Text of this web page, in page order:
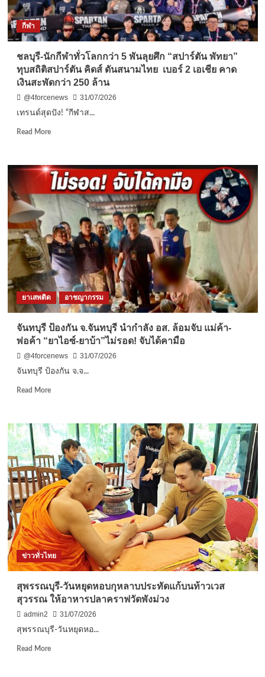
ครั้ง
เสพ
ยา
วัด
ตรวจ
ปัสสาวะ
พบ
ผล
บวก
สึก
กีฬา
ชลบุรี-นักกีฬาทั่วโลกกว่า 5 พันลุยศึก “สปาร์ตัน พัทยา”
ทุบสถิติสปาร์ตัน คิดส์ ดันสนามไทย เบอร์ 2 เอเชีย คาด
เงินสะพัดกว่า 250 ล้าน
@4forcenews
31/07/2026
เทรนด์สุดปัง! “กีฬาส...
Read MoreRead
ชลบุรี-
นักกีฬา
ทั่ว
โลก
กว่า
พัน
ลุย
ศึก
“ส
ปาร์
ตัน
พัทยา”
สถิติ
ส
ปาร์
ตัน
ดัน
เบอร์
2
เอเชีย
คาด
เงิน
สะพัด
กว่า
250
ยาเสพติด อาชญากรรม
จันทบุรี ป้องกัน จ.จันทบุรี นำกำลัง อส. ล้อมจับ แม่ค้า-
พ่อค้า “ยาไอซ์-ยาบ้า”ไม่รอด! จับได้คามือ
@4forcenews
31/07/2026
จันทบุรี ป้องกัน จ.จ...
Read MoreRead
จันทบุรี
ป้องกัน
จ.จันทบุรี
นำ
กำลัง
อส.
ล้อม
จับ
แม่ค้า-
พ่อค้า
“ยา
ไอซ์-
ยาบ้า”ไม่
รอด!
จับ
ได้
คา
มือ
ข่าวทั่วไทย
สุพรรณบุรี-วันหยุดหอบกุหลาบประทัดแก้บนท้าวเวส
สุวรรณ ให้อาหารปลาคราฟวัดพังม่วง
admin2
31/07/2026
สุพรรณบุรี-วันหยุดหอ...
Read MoreRead